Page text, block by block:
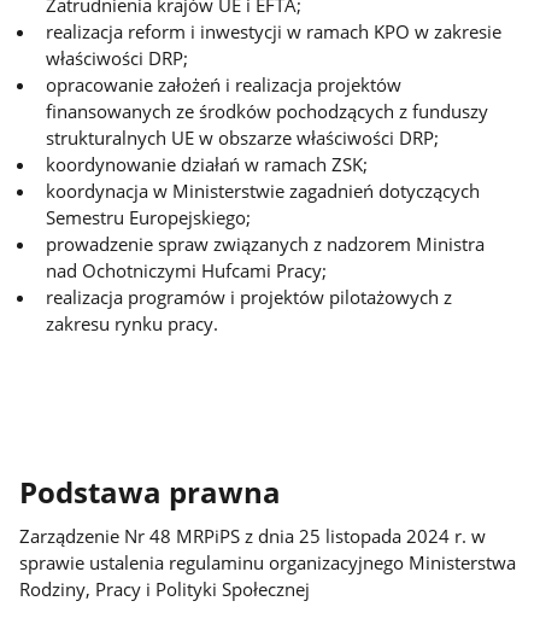
realizacja reform i inwestycji w ramach KPO w zakresie
właściwości DRP;
opracowanie założeń i realizacja projektów
finansowanych ze środków pochodzących z funduszy
strukturalnych UE w obszarze właściwości DRP;
koordynowanie działań w ramach ZSK;
koordynacja w Ministerstwie zagadnień dotyczących
Semestru Europejskiego;
prowadzenie spraw związanych z nadzorem Ministra
nad Ochotniczymi Hufcami Pracy;
realizacja programów i projektów pilotażowych z
zakresu rynku pracy.
Podstawa prawna
Zarządzenie Nr 48 MRPiPS z dnia 25 listopada 2024 r. w
sprawie ustalenia regulaminu organizacyjnego Ministerstwa
Rodziny, Pracy i Polityki Społecznej